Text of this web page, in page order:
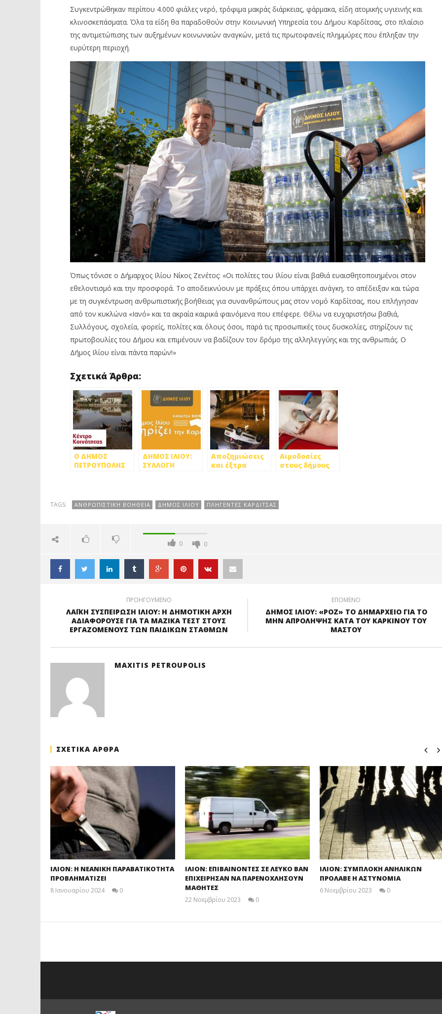
ΚΑΡΔΙΤΣΑΣ
2020
Maxitis
Petroupolis
ΠΡΟΒΛΗΜΑΤΙΖΕΙ
6
Οκτωβρίου
2020
ΠΑΡΕΝΟΧΛΗΣΟΥΝ ΜΑΘΗΤΕΣ
6
Οκτωβρίου
2020
Συγκεντρώθηκαν περίπου 4.000 φιάλες νερό, τρόφιμα μακράς διάρκειας, φάρμακα, είδη ατομικής υγιεινής και
κλινοσκεπάσματα. Όλα τα είδη θα παραδοθούν στην Κοινωνική Υπηρεσία του Δήμου Καρδίτσας, στο πλαίσιο
της αντιμετώπισης των αυξημένων κοινωνικών αναγκών, μετά τις πρωτοφανείς πλημμύρες που έπληξαν την
ευρύτερη περιοχή.
Όπως τόνισε ο Δήμαρχος Ιλίου Νίκος Ζενέτος: «Οι πολίτες του Ιλίου είναι βαθιά ευαισθητοποιημένοι στον
εθελοντισμό και την προσφορά. Το αποδεικνύουν με πράξεις όπου υπάρχει ανάγκη, το απέδειξαν και τώρα
με τη συγκέντρωση ανθρωπιστικής βοήθειας για συνανθρώπους μας στον νομό Καρδίτσας, που επλήγησαν
από τον κυκλώνα «Ιανό» και τα ακραία καιρικά φαινόμενα που επέφερε. Θέλω να ευχαριστήσω βαθιά,
Συλλόγους, σχολεία, φορείς, πολίτες και όλους όσοι, παρά τις προσωπικές τους δυσκολίες, στηρίζουν τις
πρωτοβουλίες του Δήμου και επιμένουν να βαδίζουν τον δρόμο της αλληλεγγύης και της ανθρωπιάς. Ο
Δήμος Ιλίου είναι πάντα παρών!»
Σχετικά Άρθρα:
Ο ΔΗΜΟΣ
ΠΕΤΡΟΥΠΟΛΗΣ
ΔΗΜΟΣ ΙΛΙΟΥ:
ΣΥΛΛΟΓΗ
ΤΟΥΣ
ΠΛΗΓΕΝΤΕΣ
Αποζημιώσεις
και έξτρα
Αιμοδοσίες
στους δήμους
TAGS: ΑΝΘΡΩΠΙΣΤΙΚΗ ΒΟΗΘΕΙΑ ΔΗΜΟΣ ΙΛΙΟΥ ΠΛΗΓΕΝΤΕΣ ΚΑΡΔΙΤΣΑΣ
0 0
ΠΡΟΗΓΟΥΜΕΝΟ
ΛΑΪΚΗ ΣΥΣΠΕΙΡΩΣΗ ΙΛΙΟΥ: Η ΔΗΜΟΤΙΚΗ ΑΡΧΗ
ΑΔΙΑΦΟΡΟΥΣΕ ΓΙΑ ΤΑ ΜΑΖΙΚΑ ΤΕΣΤ ΣΤΟΥΣ
ΕΡΓΑΖΟΜΕΝΟΥΣ ΤΩΝ ΠΑΙΔΙΚΩΝ ΣΤΑΘΜΩΝ
ΕΠΟΜΕΝΟ
ΔΗΜΟΣ ΙΛΙΟΥ: «ΡΟΖ» ΤΟ ΔΗΜΑΡΧΕΙΟ ΓΙΑ ΤΟ
ΜΗΝ ΑΠΡΟΛΗΨΗΣ ΚΑΤΑ ΤΟΥ ΚΑΡΚΙΝΟΥ ΤΟΥ
ΜΑΣΤΟΥ
MAXITIS PETROUPOLIS
ΣΧΕΤΙΚΑ ΑΡΘΡΑ
ΙΛΙΟΝ: Η ΝΕΑΝΙΚΗ ΠΑΡΑΒΑΤΙΚΟΤΗΤΑ
ΠΡΟΒΛΗΜΑΤΙΖΕΙ
8 Ιανουαρίου 2024
0
ΙΛΙΟΝ: ΕΠΙΒΑΙΝΟΝΤΕΣ ΣΕ ΛΕΥΚΟ ΒΑΝ
ΕΠΙΧΕΙΡΗΣΑΝ ΝΑ ΠΑΡΕΝΟΧΛΗΣΟΥΝ
ΜΑΘΗΤΕΣ
22 Νοεμβρίου 2023
0
ΙΛΙΟΝ: ΣΥΜΠΛΟΚΗ ΑΝΗΛΙΚΩΝ
ΠΡΟΛΑΒΕ Η ΑΣΤΥΝΟΜΙΑ
6 Νοεμβρίου 2023
0